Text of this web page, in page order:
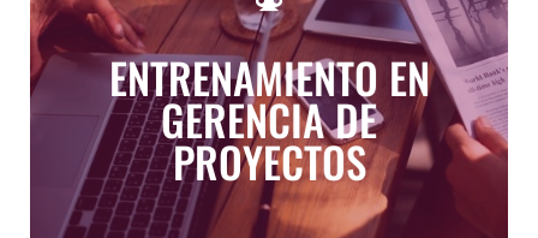
ENTRENAMIENTO EN
GERENCIA DE
PROYECTOS
fortalecer el conocimiento y las competencias
necesarias para el óptimo desempeño de su
labor. Nos adaptamos a los horarios y contextos
de negocio de nuestros clientes, para ofrecer
una propuesta totalmente personalizada,
enmarcada en las siguientes líneas temáticas:
VER MAS